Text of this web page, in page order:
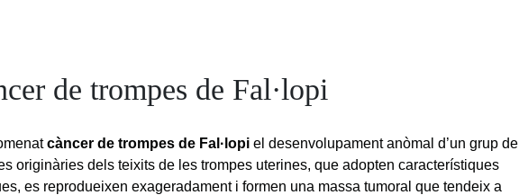
de trompes de Fal·lopi
càncer de trompes de Fal·lopi el desenvolupament anòmal d’un grup de
originàries dels teixits de les trompes uterines, que adopten característiques
es reprodueixen exageradament i formen una massa tumoral que tendeix a